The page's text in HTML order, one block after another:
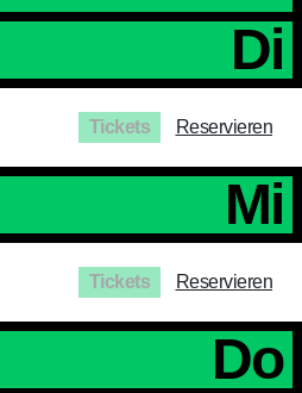
Di
Tickets Reservieren
Mi
Tickets Reservieren
Do